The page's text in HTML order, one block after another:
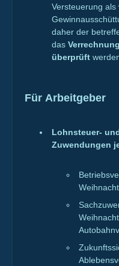
Versteuerung als
daher der
das
überprüft
Für Arbeitgeber
Lohnsteuer-
Zuwendungen